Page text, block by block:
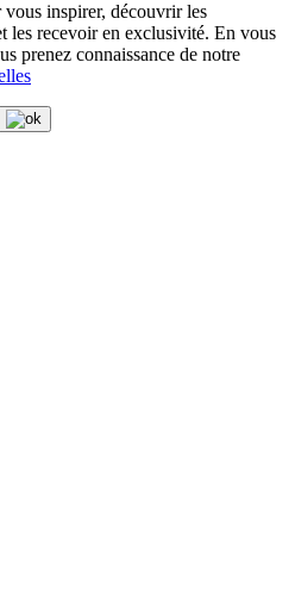
inspirer, découvrir les
les recevoir en exclusivité. En vous
prenez connaissance de notre